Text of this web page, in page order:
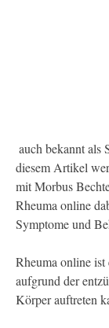
diesem Artikel
mit Morbus
Rheuma online
Symptome und
Rheuma online
aufgrund der
Körper auftreten